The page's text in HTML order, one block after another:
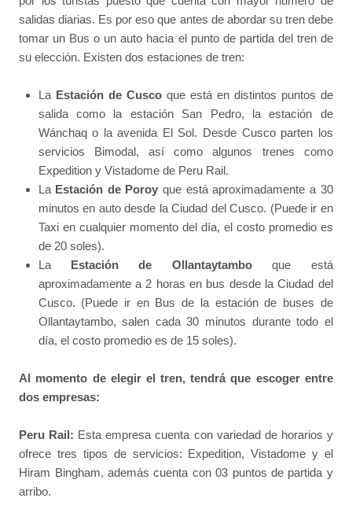
salidas diarias. Es por eso que antes de abordar su tren debe
tomar un Bus o un auto hacia el punto de partida del tren de
su elección. Existen dos estaciones de tren:
La Estación de Cuscoque está en distintos puntos de
salida como la estación San Pedro, la estación de
Wánchaq o la avenida El Sol. Desde Cusco parten los
servicios Bimodal, así como algunos trenes como
Expedition y Vistadome de Peru Rail.
La Estación de Poroy que está aproximadamente a 30
minutos en auto desde la Ciudad del Cusco. (Puede ir en
Taxi en cualquier momento del día, el costo promedio es
de 20 soles).
La Estación de Ollantaytamboque está
aproximadamente a 2 horas en bus desde la Ciudad del
Cusco. (Puede ir en Bus de la estación de buses de
Ollantaytambo, salen cada 30 minutos durante todo el
día, el costo promedio es de 15 soles).
Al momento de elegir el tren, tendrá que escoger entre
dos empresas:
Peru Rail: Esta empresa cuenta con variedad de horarios y
ofrece tres tipos de servicios: Expedition, Vistadome y el
Hiram Bingham, además cuenta con 03 puntos de partida y
arribo.